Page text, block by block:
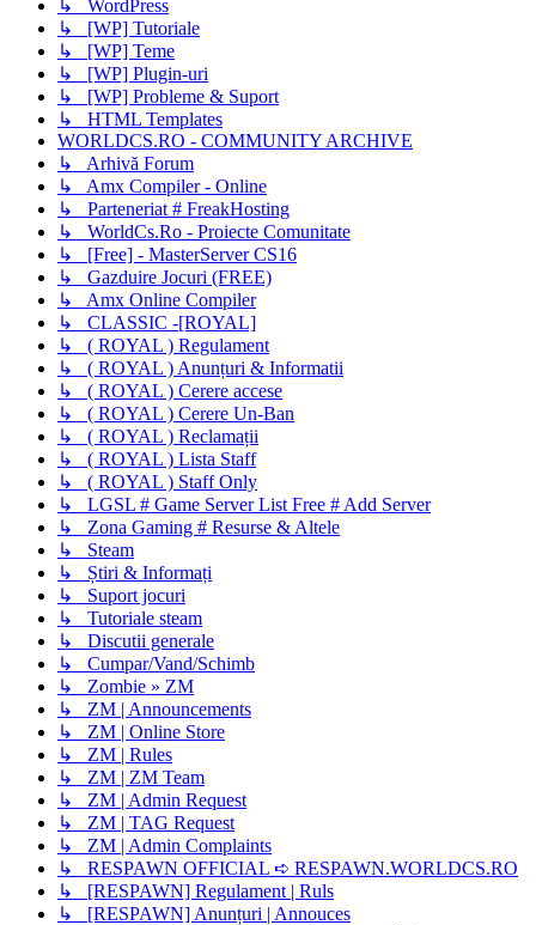
↳ WordPress
↳ [WP] Tutoriale
↳ [WP] Teme
↳ [WP] Plugin-uri
↳ [WP] Probleme & Suport
↳ HTML Templates
WORLDCS.RO - COMMUNITY ARCHIVE
↳ Arhivă Forum
↳ Amx Compiler - Online
↳ Parteneriat # FreakHosting
↳ WorldCs.Ro - Proiecte Comunitate
↳ [Free] - MasterServer CS16
↳ Gazduire Jocuri (FREE)
↳ Amx Online Compiler
↳ CLASSIC -[ROYAL]
↳ ( ROYAL ) Regulament
↳ ( ROYAL ) Anunțuri & Informatii
↳ ( ROYAL ) Cerere accese
↳ ( ROYAL ) Cerere Un-Ban
↳ ( ROYAL ) Reclamații
↳ ( ROYAL ) Lista Staff
↳ ( ROYAL ) Staff Only
↳ LGSL # Game Server List Free # Add Server
↳ Zona Gaming # Resurse & Altele
↳ Steam
↳ Știri & Informați
↳ Suport jocuri
↳ Tutoriale steam
↳ Discutii generale
↳ Cumpar/Vand/Schimb
↳ Zombie » ZM
↳ ZM | Announcements
↳ ZM | Online Store
↳ ZM | Rules
↳ ZM | ZM Team
↳ ZM | Admin Request
↳ ZM | TAG Request
↳ ZM | Admin Complaints
↳ RESPAWN OFFICIAL ➪ RESPAWN.WORLDCS.RO
↳ [RESPAWN] Regulament | Ruls
↳ [RESPAWN] Anunțuri | Annouces